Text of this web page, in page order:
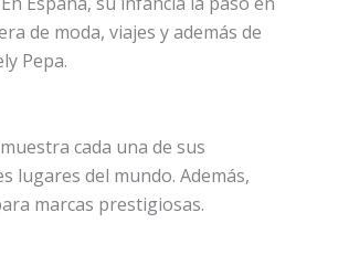
de moda, viajes y además de
Pepa.
cada una de sus
lugares del mundo. Además,
marcas prestigiosas.